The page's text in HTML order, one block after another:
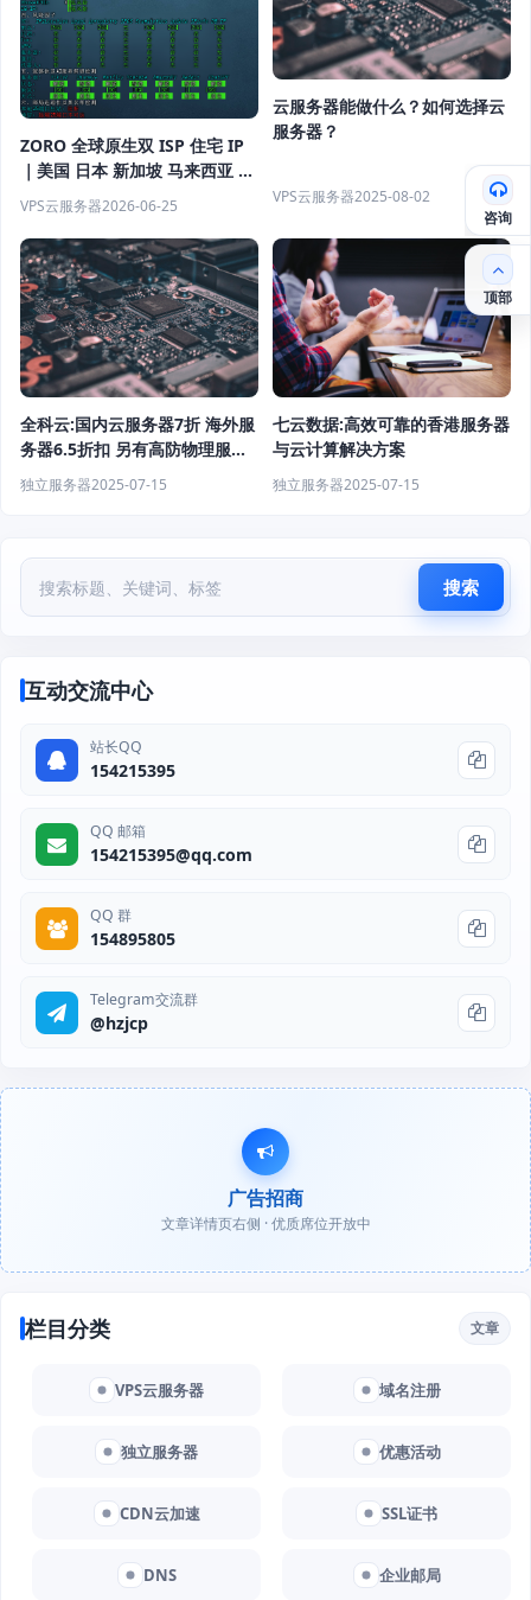
ZORO 全球原生双 ISP 住宅 IP
｜美国 日本 新加坡 马来西亚 印
尼 英国 德国 香港｜独享静态
VPS云服务器2026-06-25
云服务器能做什么？如何选择云
服务器？
VPS云服务器2025-08-02
全科云:国内云服务器7折 海外服
务器6.5折扣 另有高防物理服务
器 香港服务器
独立服务器2025-07-15
七云数据:高效可靠的香港服务器
与云计算解决方案
独立服务器2025-07-15
搜索
互动交流中心
站长QQ
154215395
QQ 邮箱
154215395@qq.com
QQ 群
154895805
Telegram交流群
@hzjcp
广告招商
文章详情页右侧 · 优质席位开放中
栏目分类 文章
VPS云服务器 域名注册
独立服务器 优惠活动
CDN云加速 SSL证书
DNS 企业邮局
咨询
顶部